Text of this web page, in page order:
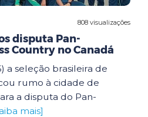
808 visualizações
disputa Pan-
Country no Canadá
a seleção brasileira de
rumo à cidade de
a disputa do Pan-
mais]